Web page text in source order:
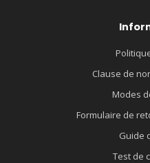
Clause de
Modes
Formulaire de
Guide
Test de